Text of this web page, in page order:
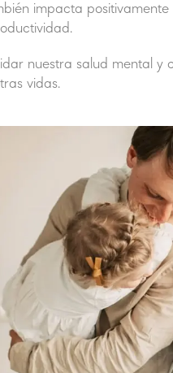
impacta
nuestra salud mental y
vidas.